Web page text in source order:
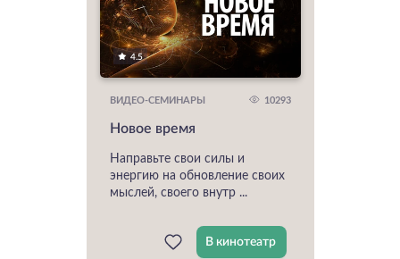
4.5
ВИДЕО-СЕМИНАРЫ 10293
Новое время
Направьте свои силы и
энергию на обновление своих
мыслей, своего внутр ...
В кинотеатр